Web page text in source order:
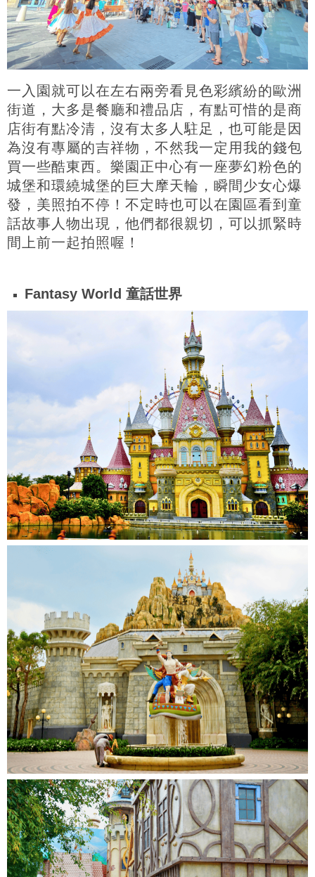
一入園就可以在左右兩旁看見色彩繽紛的歐洲
街道，大多是餐廳和禮品店，有點可惜的是商
店街有點冷清，沒有太多人駐足，也可能是因
為沒有專屬的吉祥物，不然我一定用我的錢包
買一些酷東西。樂園正中心有一座夢幻粉色的
城堡和環繞城堡的巨大摩天輪，瞬間少女心爆
發，美照拍不停！不定時也可以在園區看到童
話故事人物出現，他們都很親切，可以抓緊時
間上前一起拍照喔！
Fantasy World 童話世界